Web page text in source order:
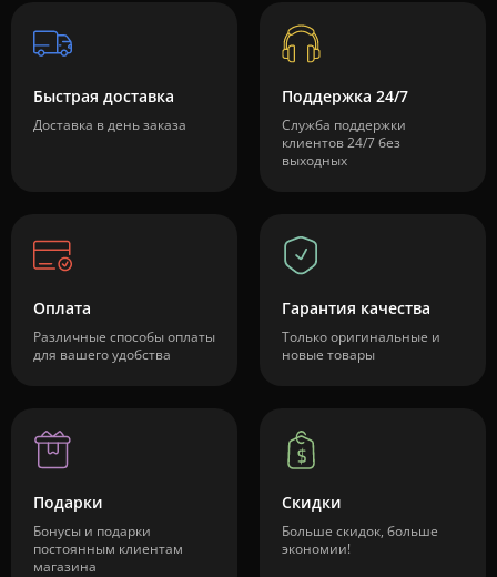
Быстрая доставка
Доставка в день заказа
Поддержка 24/7
Служба поддержки
клиентов 24/7 без
выходных
Оплата
Различные способы оплаты
для вашего удобства
Гарантия качества
Только оригинальные и
новые товары
Подарки
Бонусы и подарки
постоянным клиентам
магазина
Скидки
Больше скидок, больше
экономии!